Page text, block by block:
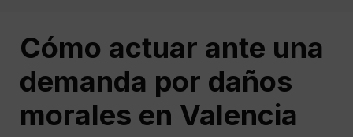
Cómo actuar ante una
demanda por daños
morales en Valencia